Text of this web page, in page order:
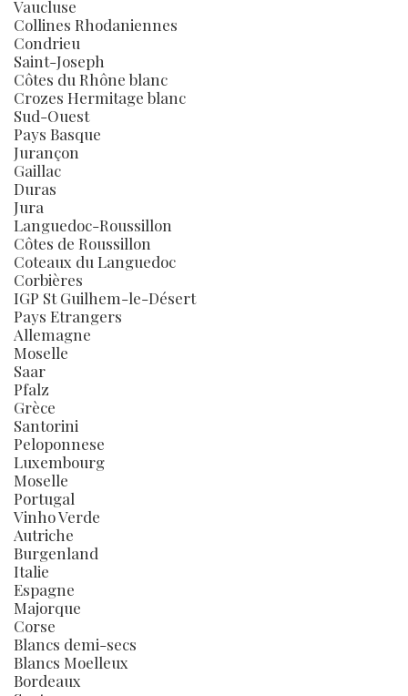
Vaucluse
Collines Rhodaniennes
Condrieu
Saint-Joseph
Côtes du Rhône blanc
Crozes Hermitage blanc
Sud-Ouest
Pays Basque
Jurançon
Gaillac
Duras
Jura
Languedoc-Roussillon
Côtes de Roussillon
Coteaux du Languedoc
Corbières
IGP St Guilhem-le-Désert
Pays Etrangers
Allemagne
Moselle
Saar
Pfalz
Grèce
Santorini
Peloponnese
Luxembourg
Moselle
Portugal
Vinho Verde
Autriche
Burgenland
Italie
Espagne
Majorque
Corse
Blancs demi-secs
Blancs Moelleux
Bordeaux